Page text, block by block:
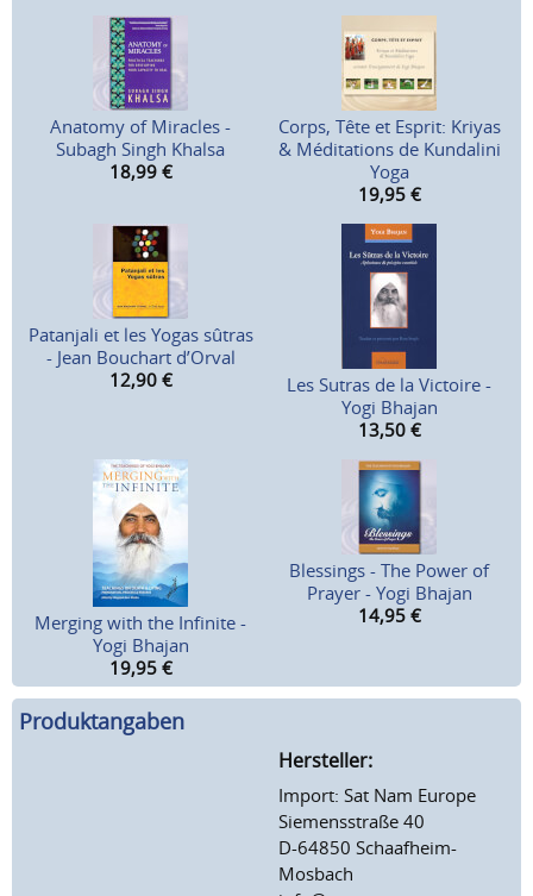
Anatomy of Miracles -
Subagh Singh Khalsa
18,99 €
Corps, Tête et Esprit: Kriyas
& Méditations de Kundalini
Yoga
19,95 €
Patanjali et les Yogas sûtras
- Jean Bouchart d’Orval
12,90 €
Les Sutras de la Victoire -
Yogi Bhajan
13,50 €
Merging with the Infinite -
Yogi Bhajan
19,95 €
Blessings - The Power of
Prayer - Yogi Bhajan
14,95 €
Produktangaben
Hersteller:
Import: Sat Nam Europe
Siemensstraße 40
D-64850 Schaafheim-
Mosbach